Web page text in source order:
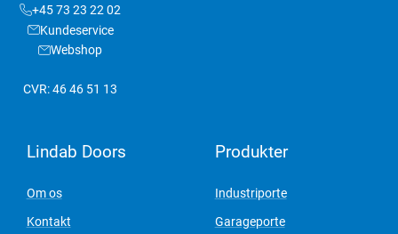
+45 73 23 22 02
Kundeservice
Webshop
CVR: 46 46 51 13
Lindab Doors
Om os
Kontakt
Produkter
Industriporte
Garageporte